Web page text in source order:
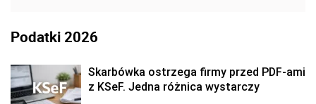
Podatki 2026
Skarbówka ostrzega firmy przed PDF-ami
z KSeF. Jedna różnica wystarczy